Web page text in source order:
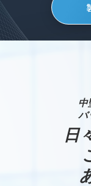
中
バ
日